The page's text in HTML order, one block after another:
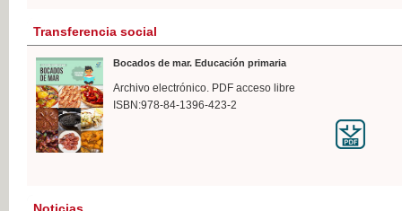
Transferencia social
Bocados de mar. Educación primaria
Archivo electrónico. PDF acceso libre
ISBN:978-84-1396-423-2